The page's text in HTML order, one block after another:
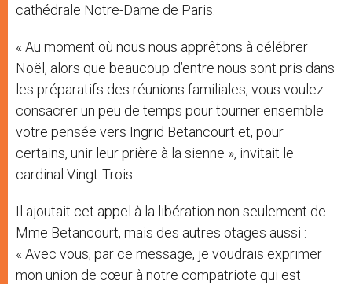
cathédrale Notre-Dame de Paris.
« Au moment où nous nous apprêtons à célébrer
Noël, alors que beaucoup d’entre nous sont pris dans
les préparatifs des réunions familiales, vous voulez
consacrer un peu de temps pour tourner ensemble
votre pensée vers Ingrid Betancourt et, pour
certains, unir leur prière à la sienne », invitait le
cardinal Vingt-Trois.
Il ajoutait cet appel à la libération non seulement de
Mme Betancourt, mais des autres otages aussi :
« Avec vous, par ce message, je voudrais exprimer
mon union de cœur à notre compatriote qui est